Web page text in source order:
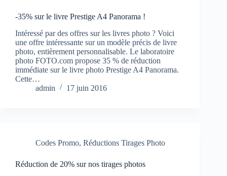
-35% sur le livre Prestige A4 Panorama !
Intéressé par des offres sur les livres photo ? Voici
une offre intéressante sur un modèle précis de livre
photo, entièrement personnalisable. Le laboratoire
photo FOTO.com propose 35 % de réduction
immédiate sur le livre photo Prestige A4 Panorama.
Cette…
admin
17 juin 2016
Codes Promo, Réductions Tirages Photo
Réduction de 20% sur nos tirages photos